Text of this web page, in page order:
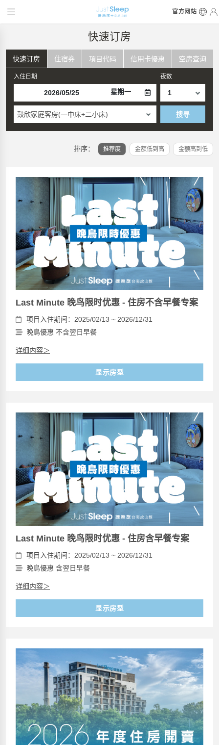
官方网站
快速订房
快速订房 住宿券 項目代码 信用卡優惠 空房查询
入住日期
星期一
夜数
鼓欣家庭客房(一中床+二小床) 搜寻
排序： 推荐度 金额低到高 金额高到低
Last Minute 晚鸟限时优惠 - 住房不含早餐专案
项目入住期间：2025/02/13 ~ 2026/12/31
晚鳥優惠 不含翌日早餐
详细内容＞
显示房型
Last Minute 晚鸟限时优惠 - 住房含早餐专案
项目入住期间：2025/02/13 ~ 2026/12/31
晚鳥優惠 含翌日早餐
详细内容＞
显示房型